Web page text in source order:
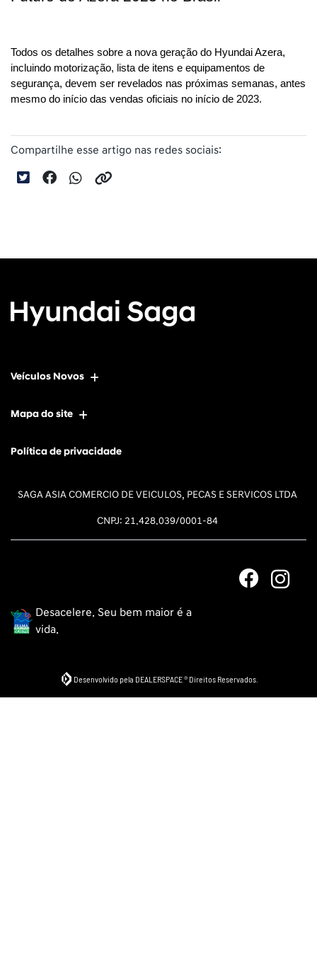
Todos os detalhes sobre a nova geração do Hyundai Azera,
incluindo motorização, lista de itens e equipamentos de
segurança, devem ser revelados nas próximas semanas, antes
mesmo do início das vendas oficiais no início de 2023.
Compartilhe esse artigo nas redes sociais:
Veículos Novos
Mapa do site
Política de privacidade
SAGA ASIA COMERCIO DE VEICULOS, PECAS E SERVICOS LTDA
CNPJ: 21.428.039/0001-84
Desacelere. Seu bem maior é a
vida.
Desenvolvido pela DEALERSPACE ® Direitos Reservados.